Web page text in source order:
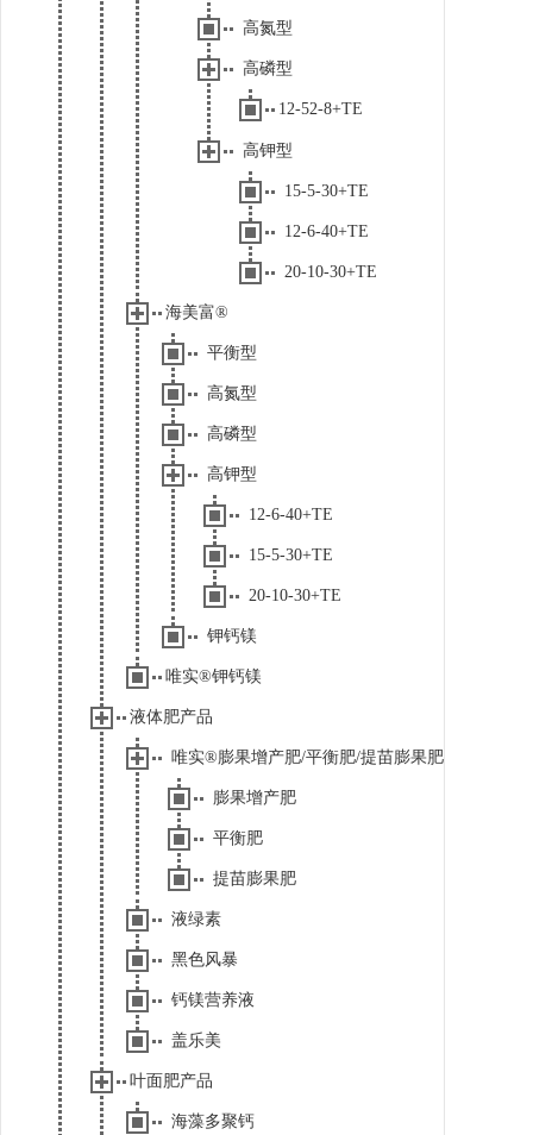
高氮型
高磷型
12-52-8+TE
高钾型
15-5-30+TE
12-6-40+TE
20-10-30+TE
海美富®
平衡型
高氮型
高磷型
高钾型
12-6-40+TE
15-5-30+TE
20-10-30+TE
钾钙镁
唯实®钾钙镁
液体肥产品
唯实®膨果增产肥/平衡肥/提苗膨果肥
膨果增产肥
平衡肥
提苗膨果肥
液绿素
黑色风暴
钙镁营养液
盖乐美
叶面肥产品
海藻多聚钙